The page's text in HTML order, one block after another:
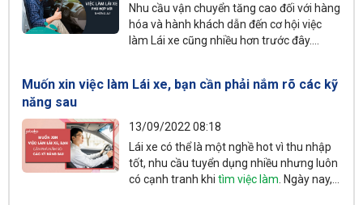
Nhu cầu vận chuyển tăng cao đối với hàng
hóa và hành khách dẫn đến cơ hội việc
làm Lái xe cũng nhiều hơn trước đây.
năng lái xe mà còn cần thái độ tốt và
Muốn xin việc làm Lái xe, bạn cần phải nắm rõ các kỹ
năng sau
13/09/2022 08:18
Lái xe có thể là một nghề hot vì thu nhập
tốt, nhu cầu tuyển dụng nhiều nhưng luôn
có cạnh tranh khi tìm việc làm . Ngày nay,